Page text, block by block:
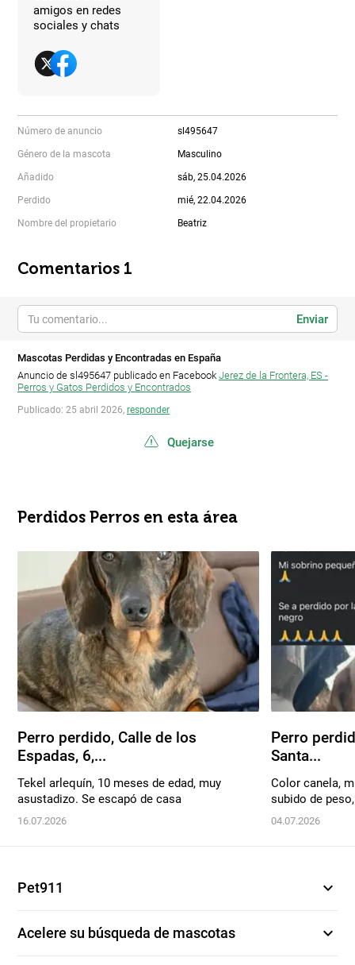
amigos en redes
sociales y chats
Número de anuncio sl495647
Género de la mascota Masculino
Añadido sáb, 25.04.2026
Perdido mié, 22.04.2026
Nombre del propietario Beatriz
Comentarios 1
Enviar
Mascotas Perdidas y Encontradas en España
Anuncio de sl495647 publicado en Facebook Jerez de la Frontera, ES -
Perros y Gatos Perdidos y Encontrados
Publicado: 25 abril 2026, responder
Quejarse
Perdidos Perros en esta área
Perro perdido, Calle de los
Espadas, 6,...
Tekel arlequín, 10 meses de edad, muy
asustadizo. Se escapó de casa
16.07.2026
Perro
Santa...
Color canela,
subido de
04.07.2026
Pet911 expand_more
Acelere su búsqueda de mascotas expand_more